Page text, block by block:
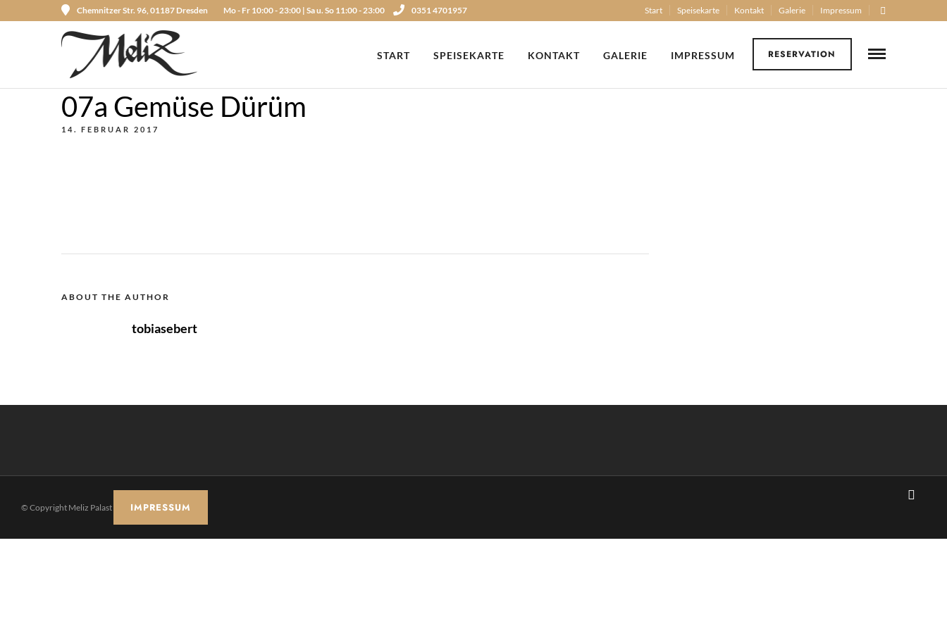
Start Speisekarte Kontakt Galerie Impressum
Chemnitzer Str. 96, 01187 Dresden Mo - Fr 10:00 - 23:00 | Sa u. So 11:00 - 23:00 0351 4701957
RESERVATION
START SPEISEKARTE KONTAKT GALERIE IMPRESSUM
07a Gemüse Dürüm
14. FEBRUAR 2017
ABOUT THE AUTHOR
tobiasebert
© Copyright Meliz Palast IMPRESSUM